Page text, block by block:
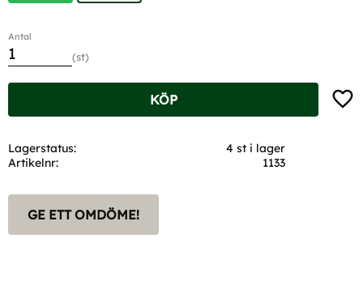
Antal
st
KÖP
Lagerstatus
4 st i lager
Artikelnr
1133
GE ETT OMDÖME!